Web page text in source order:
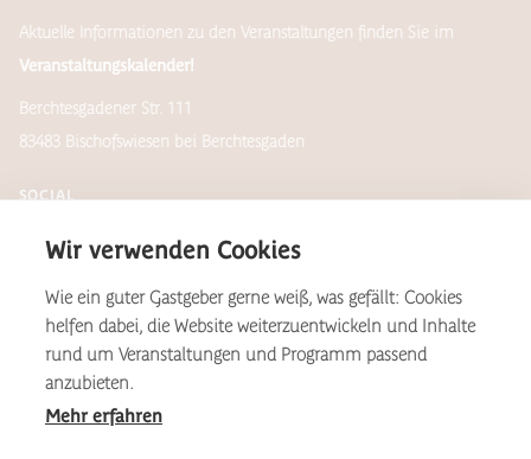
Wir verwenden Cookies
Wie ein guter Gastgeber gerne weiß, was gefällt: Cookies
helfen dabei, die Website weiterzuentwickeln und Inhalte
rund um Veranstaltungen und Programm passend
anzubieten.
Mehr erfahren
Aktuelle Informationen zu den Veranstaltungen finden Sie im
Veranstaltungskalender!
Berchtesgadener Str. 111
83483 Bischofswiesen bei Berchtesgaden
SOCIAL
Newsletter
*Aus Gründen der Lesbarkeit wird auf dieser Website das